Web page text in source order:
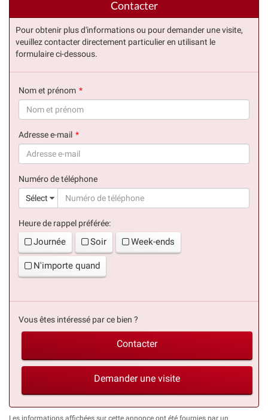
Contacter
Pour obtenir plus d'informations ou pour demander une visite,
veuillez contacter directement particulier en utilisant le
formulaire ci-dessous.
Nom et prénom
Adresse e-mail
Numéro de téléphone
Sélect
Heure de rappel préférée:
Journée Soir Week-ends
N'importe quand
Vous êtes intéressé par ce bien ?
Contacter
Demander une visite
Les informations affichées sur cette annonce ont été fournies par un